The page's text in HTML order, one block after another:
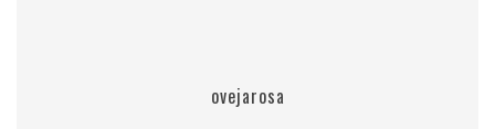
ovejarosa